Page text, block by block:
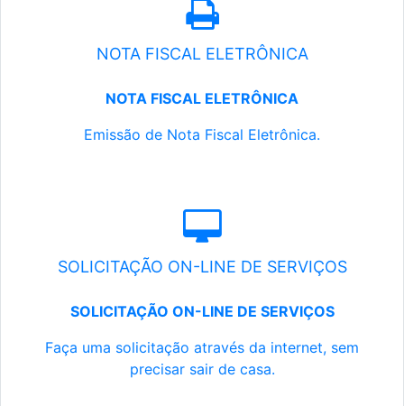
NOTA FISCAL ELETRÔNICA
NOTA FISCAL ELETRÔNICA
Emissão de Nota Fiscal Eletrônica.
SOLICITAÇÃO ON-LINE DE SERVIÇOS
SOLICITAÇÃO ON-LINE DE SERVIÇOS
Faça uma solicitação através da internet, sem
precisar sair de casa.